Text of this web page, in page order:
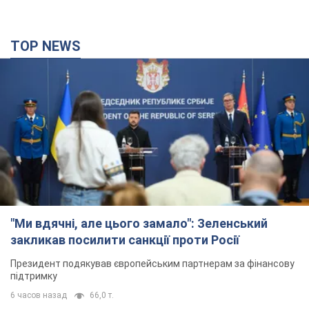
TOP NEWS
"Ми вдячні, але цього замало": Зеленський
закликав посилити санкції проти Росії
Президент подякував європейським партнерам за фінансову
підтримку
6 часов назад 66,0 т.